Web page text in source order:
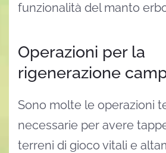
funzionalità del manto
Operazioni per la
rigenerazione
Sono molte le operazioni
necessarie per avere
terreni di gioco vitali e